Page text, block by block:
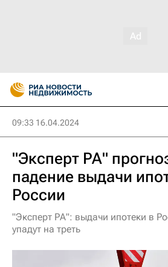
09:33 16.04.2024
"Эксперт РА"
падение выдачи
России
"Эксперт РА": выдачи ипотеки в
упадут на треть